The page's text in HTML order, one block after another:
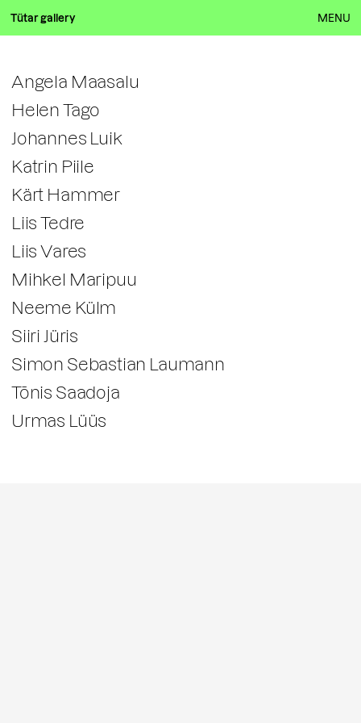
Tütar gallery MENU
Angela Maasalu
Helen Tago
Johannes Luik
Katrin Piile
Kärt Hammer
Liis Tedre
Liis Vares
Mihkel Maripuu
Neeme Külm
Siiri Jüris
Simon Sebastian Laumann
Tõnis Saadoja
Urmas Lüüs